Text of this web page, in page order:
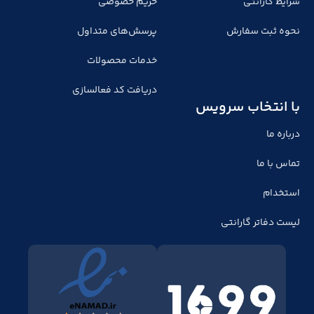
نحوه ثبت سفارش
پرسش‌های متداول
خدمات محصولات
دریافت کد فعالسازی
با انتخاب سرویس
درباره ما
تماس با ما
استخدام
لیست دفاتر گارانتی